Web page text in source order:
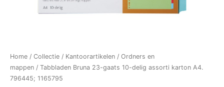
Home / Collectie / Kantoorartikelen / Ordners en
mappen / Tabbladen Bruna 23-gaats 10-delig assorti karton A4.
796445; 1165795